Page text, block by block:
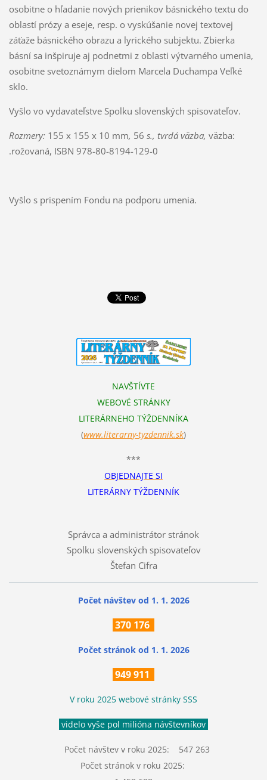
osobitne o hľadanie nových prienikov básnického textu do
oblastí prózy a eseje, resp. o vyskúšanie novej textovej
záťaže básnického obrazu a lyrického subjektu. Zbierka
básní sa inšpiruje aj podnetmi z oblasti výtvarného umenia,
osobitne svetoznámym dielom Marcela Duchampa Veľké
sklo.
Vyšlo vo vydavateľstve Spolku slovenských spisovateľov.
Rozmery: 155 x 155 x 10 mm, 56 s., tvrdá väzba, väzba:
.rožovaná, ISBN 978-80-8194-129-0
Vyšlo s prispením Fondu na podporu umenia.
NAVŠTÍVTE
WEBOVÉ STRÁNKY
LITERÁRNEHO TÝŽDENNÍKA
(www.literarny-tyzdennik.sk)
***
OBJEDNAJTE SI
LITERÁRNY TÝŽDENNÍK
Správca a administrátor stránok
Spolku slovenských spisovateľov
Štefan Cifra
Počet návštev od 1. 1. 2026
370 176
Počet stránok od 1. 1. 2026
949 911
V roku 2025 webové stránky SSS
videlo vyše pol milióna návštevníkov
Počet návštev v roku 2025: 547 263
Počet stránok v roku 2025: